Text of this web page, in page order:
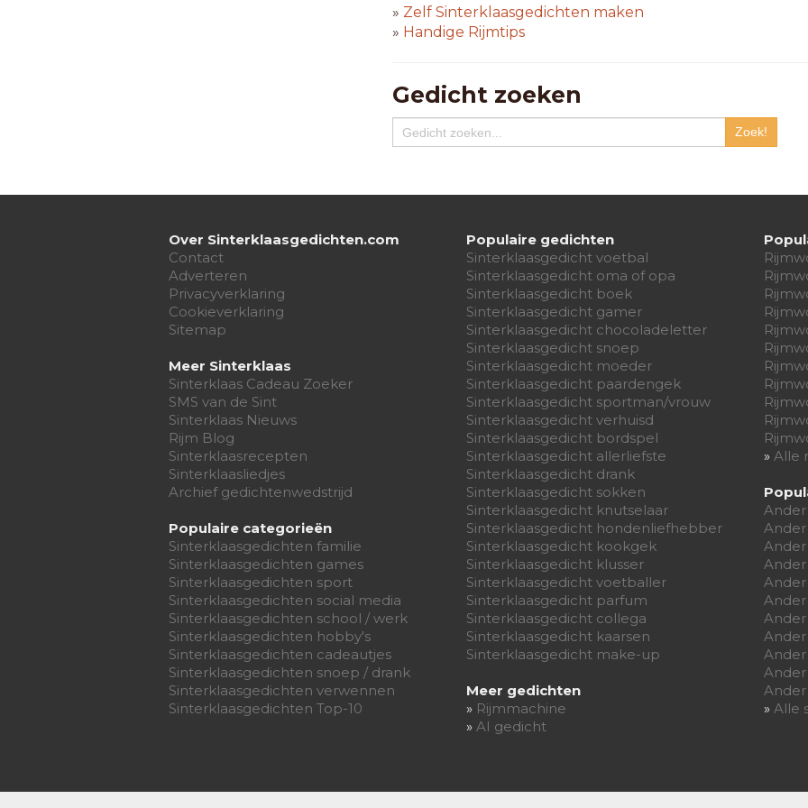
» Zelf Sinterklaasgedichten maken
» Handige Rijmtips
Gedicht zoeken
Over Sinterklaasgedichten.com
Contact
Adverteren
Privacyverklaring
Cookieverklaring
Sitemap
Meer Sinterklaas
Sinterklaas Cadeau Zoeker
SMS van de Sint
Sinterklaas Nieuws
Rijm Blog
Sinterklaasrecepten
Sinterklaasliedjes
Archief gedichtenwedstrijd
Populaire categorieën
Sinterklaasgedichten familie
Sinterklaasgedichten games
Sinterklaasgedichten sport
Sinterklaasgedichten social media
Sinterklaasgedichten school / werk
Sinterklaasgedichten hobby's
Sinterklaasgedichten cadeautjes
Sinterklaasgedichten snoep / drank
Sinterklaasgedichten verwennen
Sinterklaasgedichten Top-10
Populaire gedichten
Sinterklaasgedicht voetbal
Sinterklaasgedicht oma of opa
Sinterklaasgedicht boek
Sinterklaasgedicht gamer
Sinterklaasgedicht chocoladeletter
Sinterklaasgedicht snoep
Sinterklaasgedicht moeder
Sinterklaasgedicht paardengek
Sinterklaasgedicht sportman/vrouw
Sinterklaasgedicht verhuisd
Sinterklaasgedicht bordspel
Sinterklaasgedicht allerliefste
Sinterklaasgedicht drank
Sinterklaasgedicht sokken
Sinterklaasgedicht knutselaar
Sinterklaasgedicht hondenliefhebber
Sinterklaasgedicht kookgek
Sinterklaasgedicht klusser
Sinterklaasgedicht voetballer
Sinterklaasgedicht parfum
Sinterklaasgedicht collega
Sinterklaasgedicht kaarsen
Sinterklaasgedicht make-up
Meer gedichten
» Rijmmachine
» AI gedicht
» Alle
» Alle